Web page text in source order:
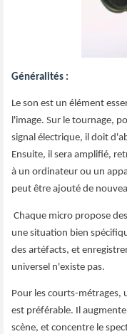
Généralités :
Le son est un élément
l'image. Sur le tournage,
signal électrique, il doit
Ensuite, il sera amplifié,
à un ordinateur ou un
peut être ajouté de
Chaque micro propose
une situation bien
des artéfacts, et
universel n'existe pas.
Pour les courts-métrages,
est préférable. Il
scène, et concentre le